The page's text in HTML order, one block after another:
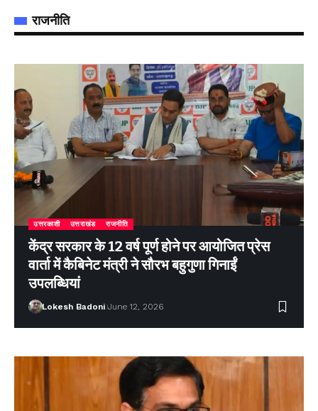
राजनीति
उत्तरकाशी उत्तराखंड राजनीति
केंद्र सरकार के 12 वर्ष पूर्ण होने पर आयोजित प्रेस
वार्ता में कैबिनेट मंत्री ने सौरभ बहुगुणा गिनाईं
उपलब्धियां
Lokesh Badoni June 12, 2026